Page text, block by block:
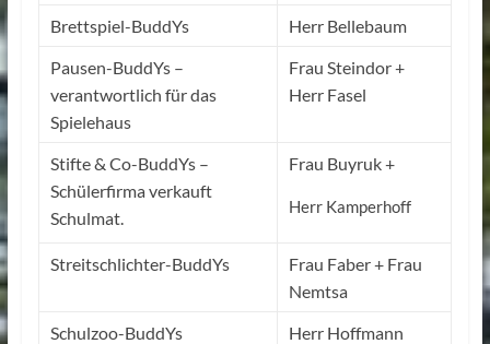
Brettspiel-BuddYs
Herr Bellebaum
Pausen-BuddYs –
verantwortlich für das
Spielehaus
Frau Steindor +
Herr Fasel
Stifte & Co-BuddYs –
Schülerfirma verkauft
Schulmat.
Frau Buyruk +
Herr Kamperhoff
Streitschlichter-BuddYs
Frau Faber + Frau
Nemtsa
Schulzoo-BuddYs
Herr Hoffmann